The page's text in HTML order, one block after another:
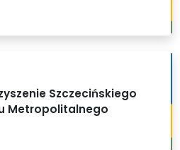
Szczecińskiego
Metropolitalnego